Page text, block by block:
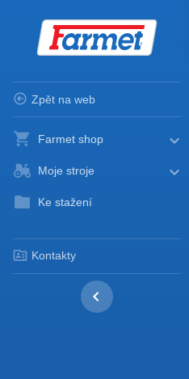
Zpět na web
Farmet shop
Moje stroje
Ke stažení
Kontakty